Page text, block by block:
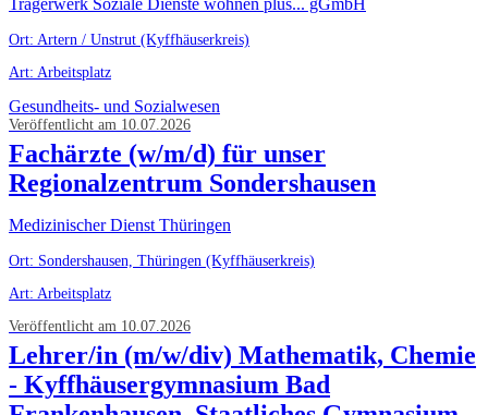
Ort: Artern / Unstrut (Kyffhäuserkreis)
Art: Arbeitsplatz
Gesundheits- und Sozialwesen
Veröffentlicht am 10.07.2026
Fachärzte (w/m/d) für unser
Regionalzentrum Sondershausen
Medizinischer Dienst Thüringen
Ort: Sondershausen, Thüringen (Kyffhäuserkreis)
Art: Arbeitsplatz
Veröffentlicht am 10.07.2026
Lehrer/in (m/w/div) Mathematik, Chemie
- Kyffhäusergymnasium Bad